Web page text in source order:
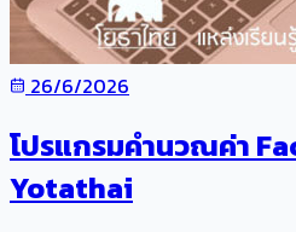
26/6/2026
โปรแกรมคำนวณค่า
Yotathai